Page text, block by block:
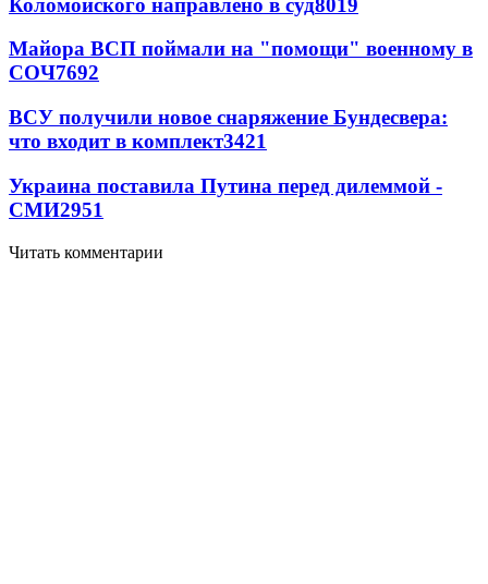
Майора ВСП поймали на "помощи" военному в
СОЧ7692
ВСУ получили новое снаряжение Бундесвера:
что входит в комплект3421
Украина поставила Путина перед дилеммой -
СМИ2951
Читать комментарии